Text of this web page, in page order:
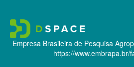
Empresa Brasileira de Pesquisa
https://www.embrapa.br/